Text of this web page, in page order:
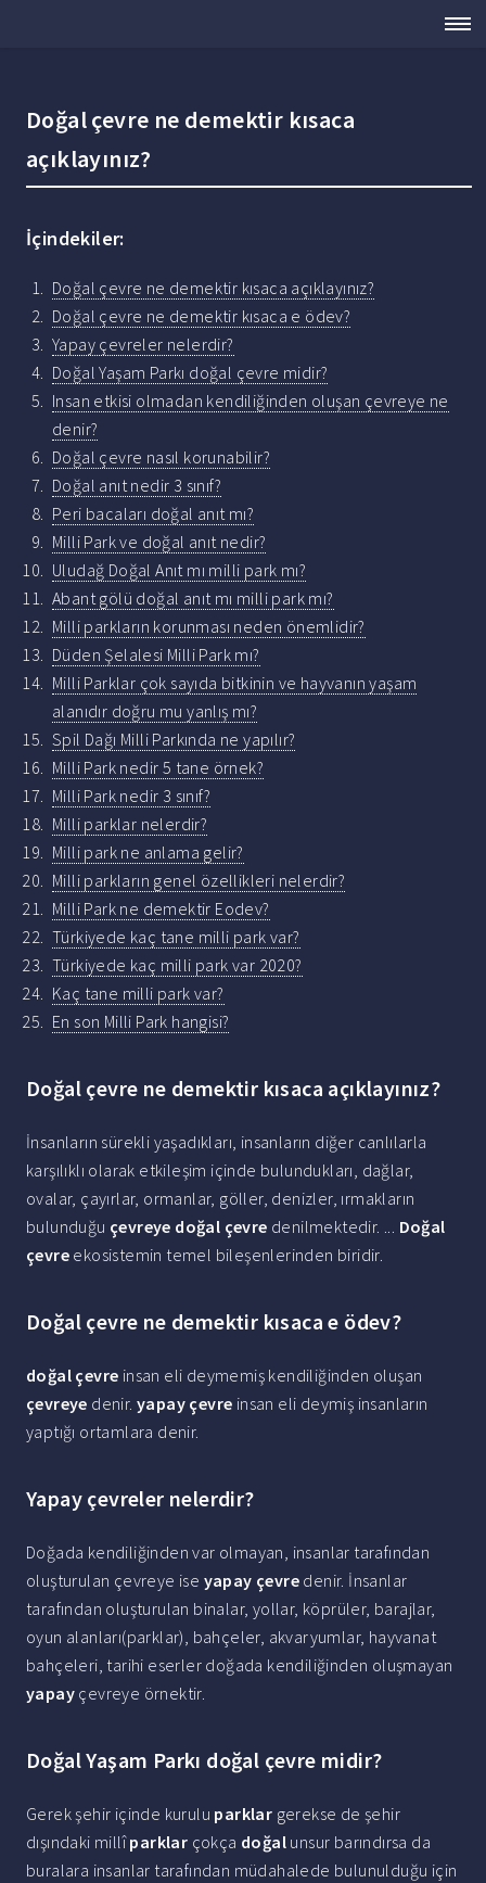
Doğal çevre ne demektir kısaca
açıklayınız?
İçindekiler:
Doğal çevre ne demektir kısaca açıklayınız?
Doğal çevre ne demektir kısaca e ödev?
Yapay çevreler nelerdir?
Doğal Yaşam Parkı doğal çevre midir?
Insan etkisi olmadan kendiliğinden oluşan çevreye ne
denir?
Doğal çevre nasıl korunabilir?
Doğal anıt nedir 3 sınıf?
Peri bacaları doğal anıt mı?
Milli Park ve doğal anıt nedir?
Uludağ Doğal Anıt mı milli park mı?
Abant gölü doğal anıt mı milli park mı?
Milli parkların korunması neden önemlidir?
Düden Şelalesi Milli Park mı?
Milli Parklar çok sayıda bitkinin ve hayvanın yaşam
alanıdır doğru mu yanlış mı?
Spil Dağı Milli Parkında ne yapılır?
Milli Park nedir 5 tane örnek?
Milli Park nedir 3 sınıf?
Milli parklar nelerdir?
Milli park ne anlama gelir?
Milli parkların genel özellikleri nelerdir?
Milli Park ne demektir Eodev?
Türkiyede kaç tane milli park var?
Türkiyede kaç milli park var 2020?
Kaç tane milli park var?
En son Milli Park hangisi?
Doğal çevre ne demektir kısaca açıklayınız?
İnsanların sürekli yaşadıkları, insanların diğer canlılarla
karşılıklı olarak etkileşim içinde bulundukları, dağlar,
ovalar, çayırlar, ormanlar, göller, denizler, ırmakların
bulunduğu çevreye doğal çevre denilmektedir. ... Doğal
çevre ekosistemin temel bileşenlerinden biridir.
Doğal çevre ne demektir kısaca e ödev?
doğal çevre insan eli deymemiş kendiliğinden oluşan
çevreye denir.yapay çevre insan eli deymiş insanların
yaptığı ortamlara denir.
Yapay çevreler nelerdir?
Doğada kendiliğinden var olmayan, insanlar tarafından
oluşturulan çevreye ise yapay çevre denir. İnsanlar
tarafından oluşturulan binalar, yollar, köprüler, barajlar,
oyun alanları(parklar), bahçeler, akvaryumlar, hayvanat
bahçeleri, tarihi eserler doğada kendiliğinden oluşmayan
yapay çevreye örnektir.
Doğal Yaşam Parkı doğal çevre midir?
Gerek şehir içinde kurulu parklar gerekse de şehir
dışındaki millîparklar çokça doğal unsur barındırsa da
buralara insanlar tarafından müdahalede bulunulduğu için